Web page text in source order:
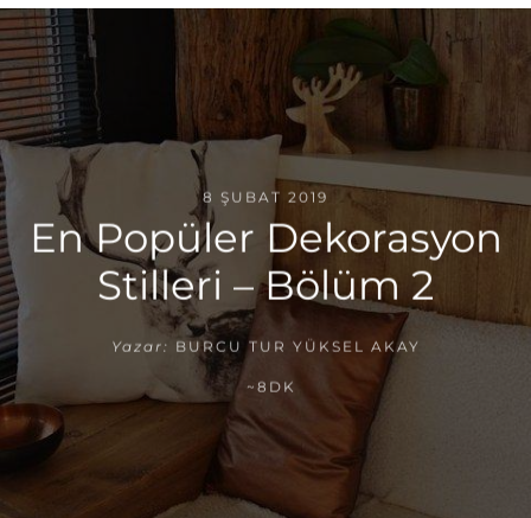
8 ŞUBAT 2019
En Popüler Dekorasyon
Stilleri – Bölüm 2
Yazar: BURCU TUR YÜKSEL AKAY
~8DK